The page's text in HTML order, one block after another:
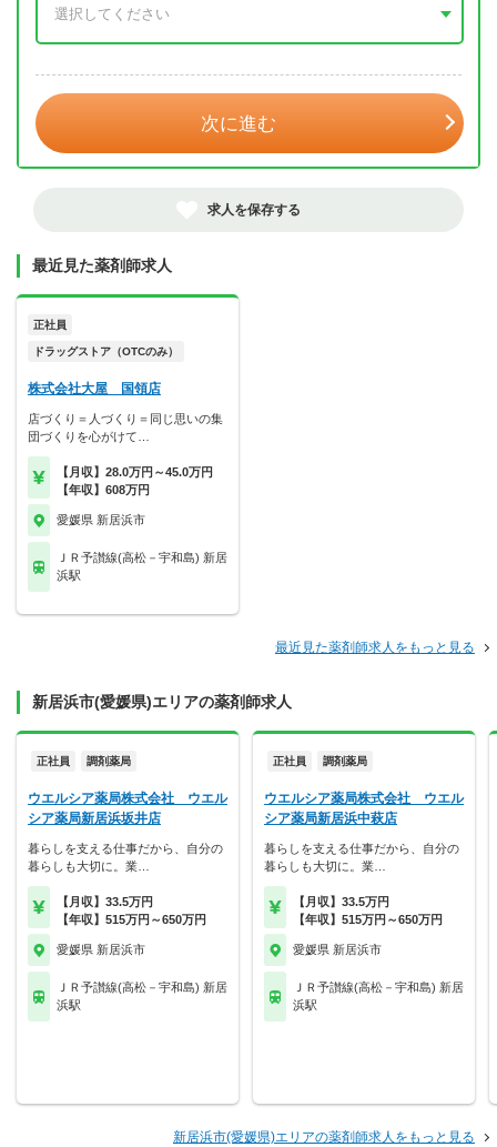
次に進む
求人を保存する
最近見た薬剤師求人
正社員
ドラッグストア（OTCのみ）
株式会社大屋 国領店
店づくり＝人づくり＝同じ思いの集
団づくりを心がけて…
【月収】28.0万円～45.0万円
【年収】608万円
愛媛県 新居浜市
ＪＲ予讃線(高松－宇和島) 新居
浜駅
最近見た薬剤師求人をもっと見る
新居浜市(愛媛県)エリアの薬剤師求人
正社員 調剤薬局
ウエルシア薬局株式会社 ウエル
シア薬局新居浜坂井店
暮らしを支える仕事だから、自分の
暮らしも大切に。業…
【月収】33.5万円
【年収】515万円～650万円
愛媛県 新居浜市
ＪＲ予讃線(高松－宇和島) 新居
浜駅
正社員 調剤薬局
ウエルシア薬局株式会社 ウエル
シア薬局新居浜中萩店
暮らしを支える仕事だから、自分の
暮らしも大切に。業…
【月収】33.5万円
【年収】515万円～650万円
愛媛県 新居浜市
ＪＲ予讃線(高松－宇和島) 新居
浜駅
新居浜市(愛媛県)エリアの薬剤師求人をもっと見る